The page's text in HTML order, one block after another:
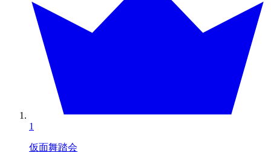
1
仮面舞踏会